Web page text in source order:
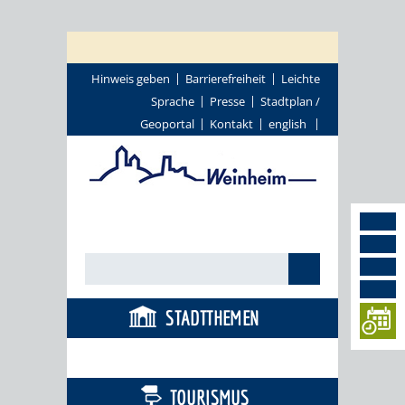
Hinweis geben Barrierefreiheit
Leichte
Sprache
Presse
Stadtplan /
Geoportal
Kontakt english
STADTTHEMEN
TOURISMUS